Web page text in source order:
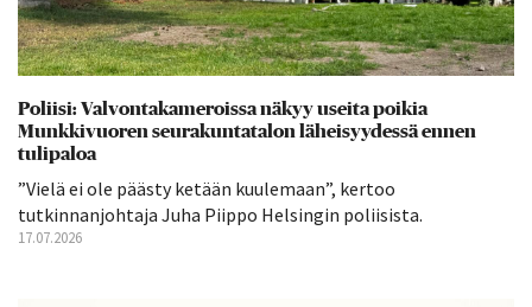
Poliisi: Valvontakameroissa näkyy useita poikia
Munkkivuoren seurakuntatalon läheisyydessä ennen
tulipaloa
”Vielä ei ole päästy ketään kuulemaan”, kertoo
tutkinnanjohtaja Juha Piippo Helsingin poliisista.
17.07.2026